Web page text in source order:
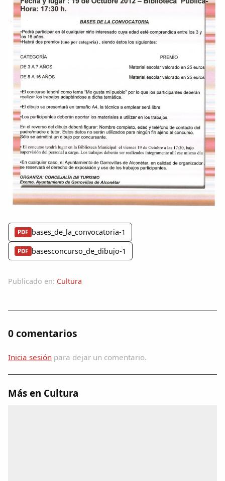
PDF bases_de_la_convocatoria-1
PDF basesconcurso_de_dibujo-1
Publicado en: Cultura
0 comentarios
Inicia sesión para dejar un comentario.
Más en Cultura